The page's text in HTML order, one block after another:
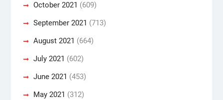
October 2021 (609)
September 2021 (713)
August 2021 (664)
July 2021 (602)
June 2021 (453)
May 2021 (312)